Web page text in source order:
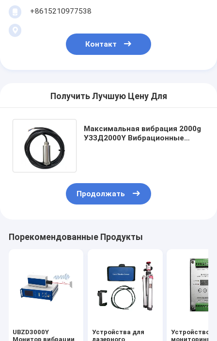
+8615210977538
Контакт
Получить Лучшую Цену Для
Максимальная вибрация 2000g
УЗЗД2000Y Вибрационные
Продолжать
Порекомендованные Продукты
UBZD3000Y
Монитор вибрации
Устройства для
лазерного
Устройство
мониторинга